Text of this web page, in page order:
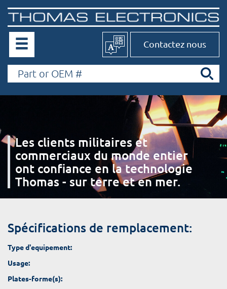
Contactez nous
Les clients militaires et
commerciaux du monde entier
ont confiance en la technologie
Thomas - sur terre et en mer.
Spécifications de remplacement:
Type d'equipement:
Usage:
Plates-forme(s):